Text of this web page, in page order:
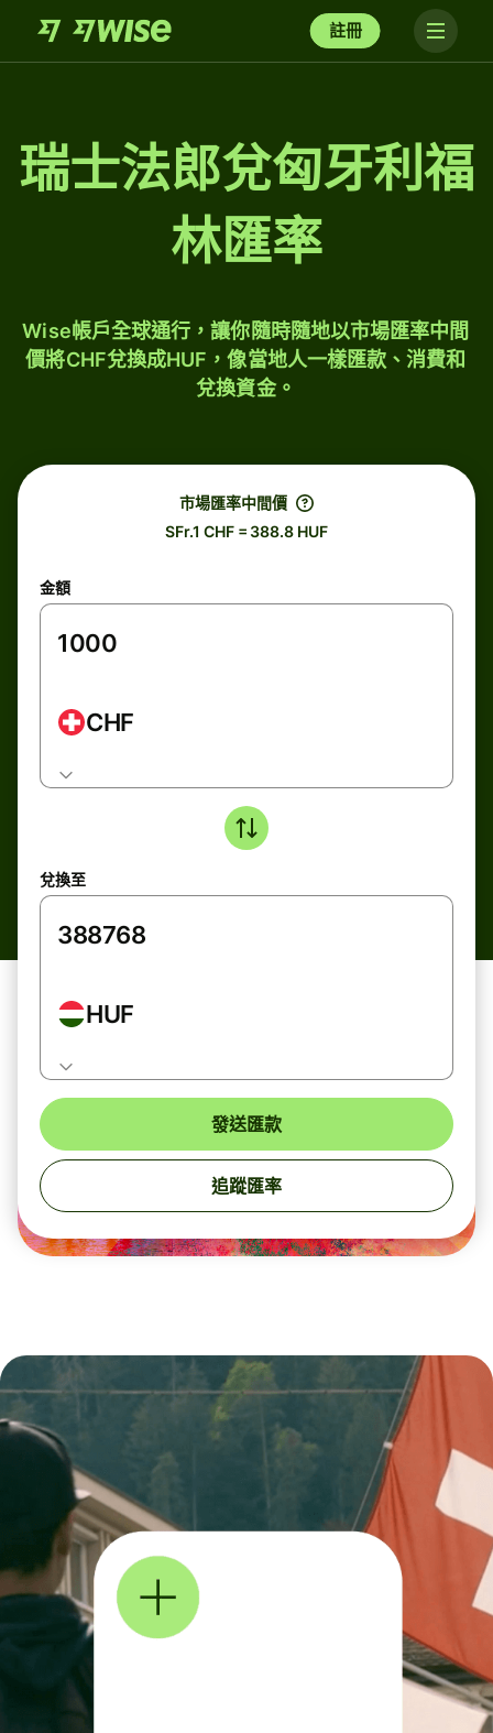
註冊
瑞士法郎兌匈牙利福
林匯率
Wise帳戶全球通行，讓你隨時隨地以市場匯率中間
價將CHF兌換成HUF，像當地人一樣匯款、消費和
兌換資金。
市場匯率中間價
SFr.1 CHF = 388.8 HUF
金額
CHF
兌換至
HUF
發送匯款
追蹤匯率